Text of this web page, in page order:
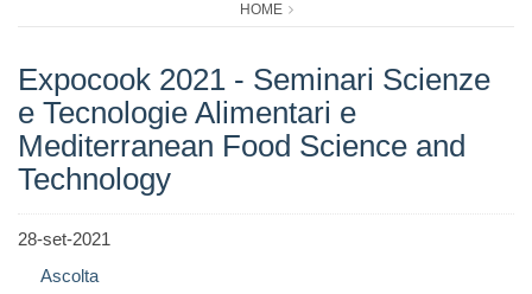
HOME
Expocook 2021 - Seminari Scienze
e Tecnologie Alimentari e
Mediterranean Food Science and
Technology
28-set-2021
Ascolta